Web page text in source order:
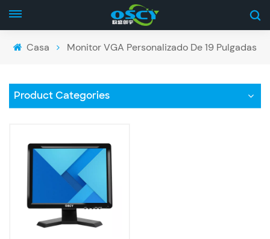
Casa Monitor VGA Personalizado De 19 Pulgadas
Product Categories